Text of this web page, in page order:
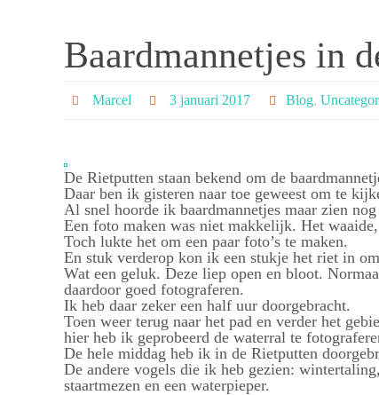
Baardmannetjes in
Marcel 3 januari 2017 Blog,
De Rietputten staan bekend om de
Daar ben ik gisteren naar toe geweest om te
Al snel hoorde ik baardmannetjes maar zien
Een foto maken was niet makkelijk. Het
Toch lukte het om een paar foto’s te maken.
En stuk verderop kon ik een stukje het riet in
Wat een geluk. Deze liep open en bloot.
daardoor goed fotograferen.
Ik heb daar zeker een half uur doorgebracht.
Toen weer terug naar het pad en verder het
hier heb ik geprobeerd de waterral te
De hele middag heb ik in de Rietputten
De andere vogels die ik heb gezien:
staartmezen en een waterpieper.